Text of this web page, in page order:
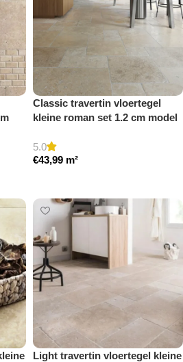
Classic travertin vloertegel
kleine roman set 1.2 cm model
5.0
€43,99 m²
Light travertin vloertegel kleine